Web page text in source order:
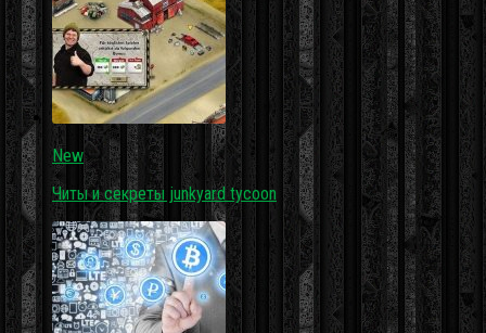
New
Читы и секреты junkyard tycoon